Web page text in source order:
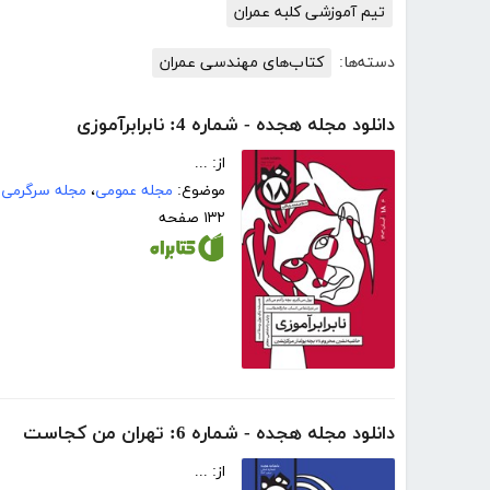
تیم آموزشی کلبه عمران
دسته‌ها: کتاب‌های مهندسی عمران
دانلود مجله هجده - شماره 4: نابرابرآموزی
از: ...
موضوع: مجله عمومی، مجله سرگرمی
۱۳۲ صفحه
دانلود مجله هجده - شماره 6: تهران من کجاست
از: ...